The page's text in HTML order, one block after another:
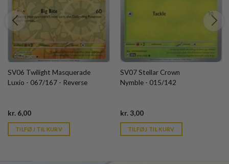
SV06 Twilight Masquerade
Luxio - 067/167 - Reverse
kr. 6,00Current
is:
kr. 39,95.
TILFØJ TIL KURV
SV07 Stellar Crown
Nymble - 015/142
kr.3,00Current
is:
kr. 39,95.
TILFØJ TIL KURV